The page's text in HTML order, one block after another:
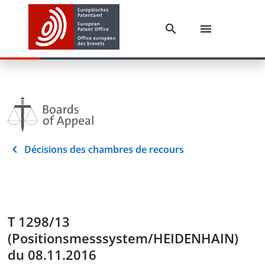
Décisions des chambres de recours
T 1298/13
(Positionsmesssystem/HEIDENHAIN)
du 08.11.2016